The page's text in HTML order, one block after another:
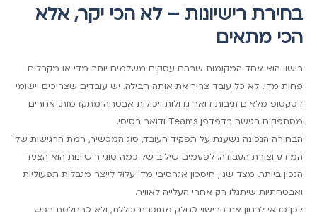
בחירת רישיונות – לא הכי יקר, אלא
הכי מתאים
רישוי הוא אחד המקומות שבהם עסקים משלמים יותר מדי או מקבלים
פחות מדי. לא כל עובד צריך את אותה חבילה. יש עובדים שצריכים יישומי
דסקטופ מלאים, תיבות דואר גדולות ויכולות אבטחה מתקדמות. אחרים
מסתפקים בגישה בדפדפן, Teams ודואר בסיסי.
הבחירה הנכונה נשענת על תפקיד העובד, סוג המכשיר, רמת הרגישות של
המידע וצורת העבודה. לפעמים שילוב של כמה סוגי רישיונות הוא הצעד
הנכון ביותר. מצד שני, חיסכון אגרסיבי מדי עלול לייצר מגבלות תפעוליות
ואבטחתיות שיתגלו רק אחרי העלייה לאוויר.
לכן כדאי לבחון את הרישוי כחלק מתוכנית כוללת, ולא כהחלטת רכש